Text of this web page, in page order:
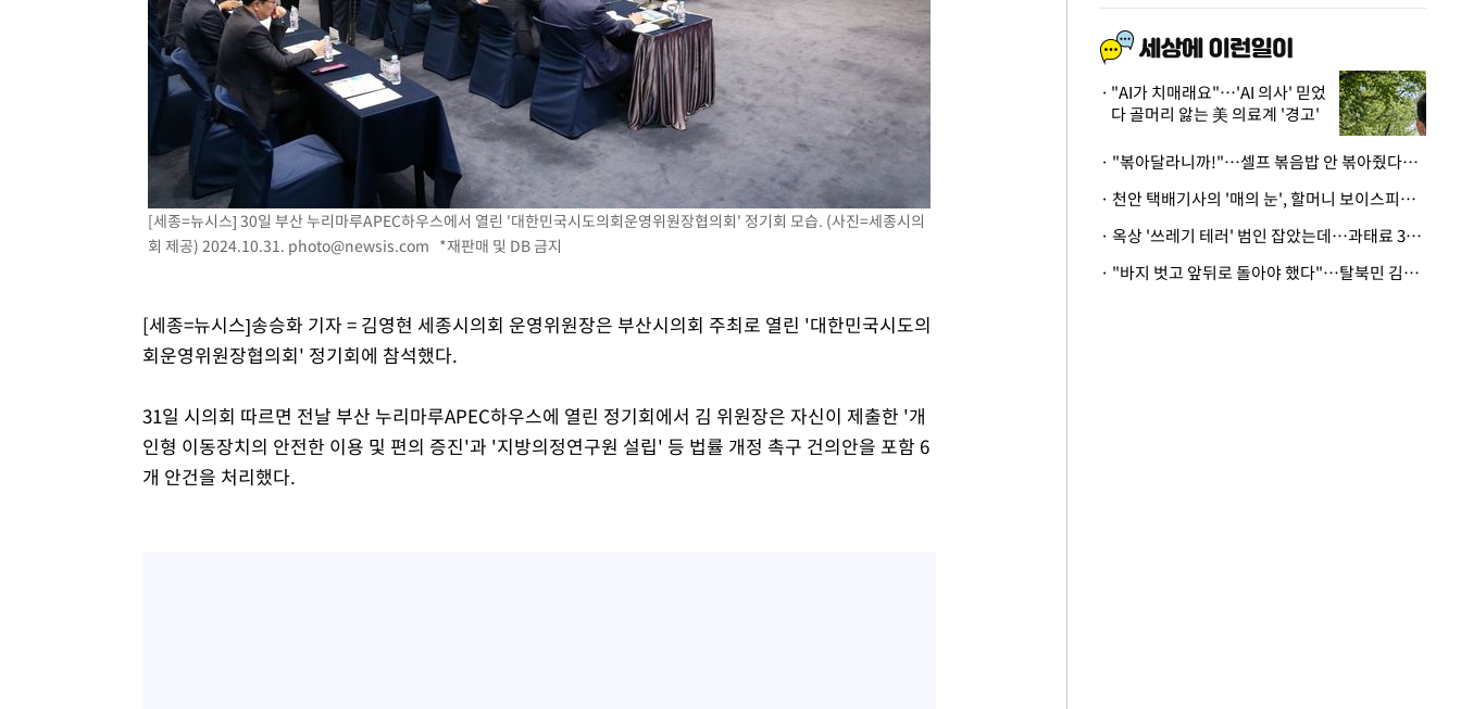
[속보]원·달러 환율, 7.7원 내린 1416.1원 마감
[속보] 노원서 40.1도 관측…서울, 2018년 이후 첫 40도
[속보]종합특검, '계엄 수용공간 확보' 신용해 前교정본부장 기소
외신들도 주목한 韓축구 파문…"국민적 공분에 수사 재개"
11시간 압수수색에 성접대 파문까지…'쑥대밭' 된 축구협회
[속보]규제합리화위원회 부위원장에 김태유 서울대 공대 교수…이
[속보]국힘 윤리위, '돌려차기 발언' 진종오·서범수 징계 절차 개시
[속보] 7월 중국 수출 23.9%↑ 수입 27.5%↑…무역총액 25.3%↑
[속보]'채상병 순직 책임' 임성근, 항소심도 징역 3년
민주 콩고 에볼라환자 4천명 돌파, 4053명 발생 1850명 사망
[세종=뉴시스] 30일 부산 누리마루APEC하우스에서 열린 '대한민국시도의회운영위원장협의회' 정기회 모습. (사진=세종시의
회 제공) 2024.10.31. photo@newsis.com *재판매 및 DB 금지
[세종=뉴시스]송승화 기자 = 김영현 세종시의회 운영위원장은 부산시의회 주최로 열린 '대한민국시도의
회운영위원장협의회' 정기회에 참석했다.
31일 시의회 따르면 전날 부산 누리마루APEC하우스에 열린 정기회에서 김 위원장은 자신이 제출한 '개
인형 이동장치의 안전한 이용 및 편의 증진'과 '지방의정연구원 설립' 등 법률 개정 촉구 건의안을 포함 6
개 안건을 처리했다.
"AI가 치매래요"…'AI 의사' 믿었
다 골머리 앓는 美 의료계 '경고'
· "볶아달라니까!"…셀프 볶음밥 안 볶아줬다고 사장 폭행한 손님
· 천안 택배기사의 '매의 눈', 할머니 보이스피싱 피해 막아
· 옥상 '쓰레기 테러' 범인 잡았는데…과태료 3만원 처분에 숙박업주 허탈
· "바지 벗고 앞뒤로 돌아야 했다"…탈북민 김서아, 기쁨조 검사 수치심 회상